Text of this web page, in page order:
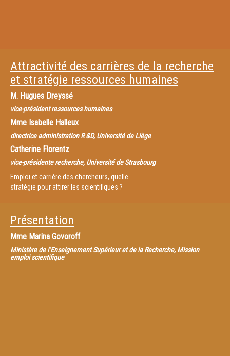
Attractivité des carrières de la recherche
et stratégie ressources humaines
M. Hugues Dreyssé
vice-président ressources humaines
Mme Isabelle Halleux
directrice administration R &D, Université de Liège
Catherine Florentz
vice-présidente recherche, Université de Strasbourg
Emploi et carrière des chercheurs, quelle
stratégie pour attirer les scientifiques ?
Présentation
Mme Marina Govoroff
Ministère de l’Enseignement Supérieur et de la Recherche, Mission
emploi scientifique